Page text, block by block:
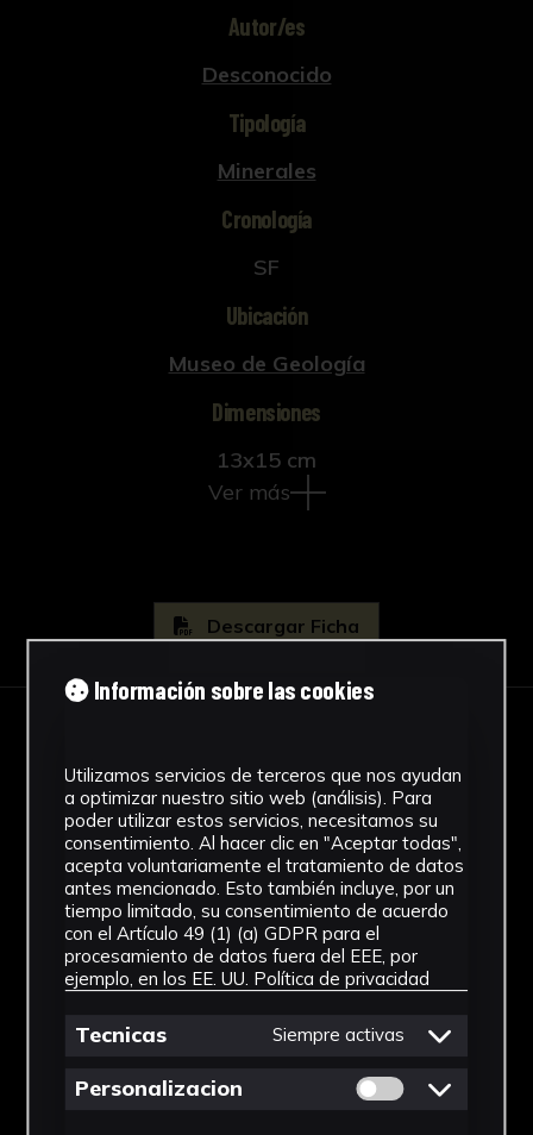
Autor/es
Desconocido
Tipología
Minerales
Cronología
SF
Ubicación
Museo de Geología
Dimensiones
13x15 cm
Ver más
Descargar Ficha
IMÁGENES
Información sobre las cookies
Utilizamos servicios de terceros que nos ayudan
a optimizar nuestro sitio web (análisis). Para
poder utilizar estos servicios, necesitamos su
consentimiento. Al hacer clic en "Aceptar todas",
acepta voluntariamente el tratamiento de datos
antes mencionado. Esto también incluye, por un
tiempo limitado, su consentimiento de acuerdo
con el Artículo 49 (1) (a) GDPR para el
procesamiento de datos fuera del EEE, por
ejemplo, en los EE. UU. Política de privacidad
Tecnicas Siempre activas
Personalizacion Permitir cookies